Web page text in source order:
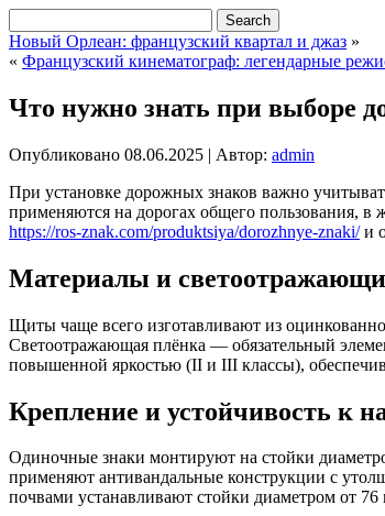
Новый Орлеан: французский квартал и джаз »
« Французский кинематограф: легендарные
Что нужно знать при выборе
Опубликовано 08.06.2025 | Автор: admin
При установке дорожных знаков важно
применяются на дорогах общего пользования,
https://ros-znak.com/produktsiya/dorozhnye-znaki/и
Материалы и
Щиты чаще всего изготавливают из
Светоотражающая плёнка — обязательный
повышенной яркостью (II и III классы),
Крепление и устойчивость к
Одиночные знаки монтируют на стойки
применяют антивандальные конструкции с
почвами устанавливают стойки диаметром от